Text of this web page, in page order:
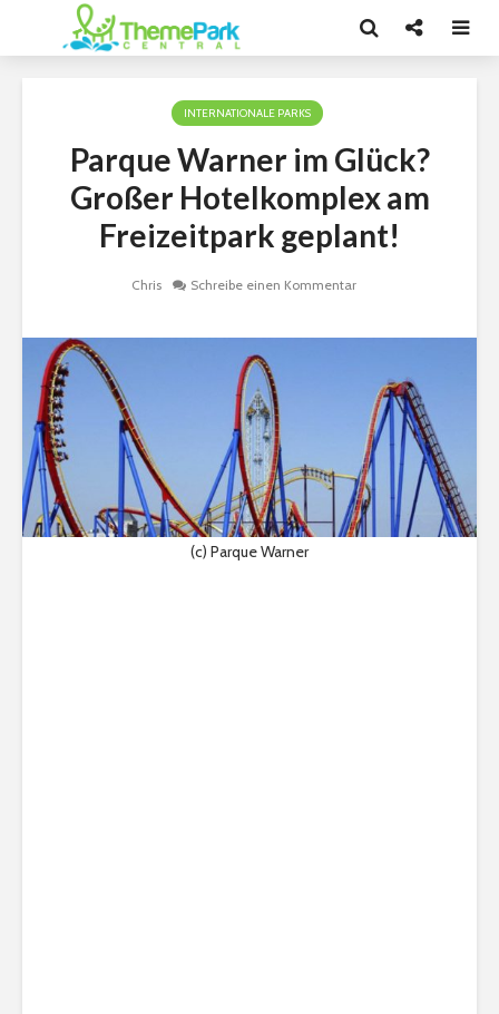
INTERNATIONALE PARKS
Parque Warner im Glück?
Großer Hotelkomplex am
Freizeitpark geplant!
Chris Schreibe einen Kommentar
(c) Parque Warner